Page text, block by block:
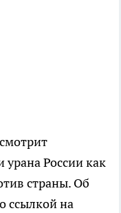
России как
страны. Об
ссылкой на